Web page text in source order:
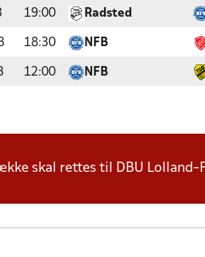
19:00 Radsted
18:30 NFB
12:00 NFB
skal rettes til DBU Lolland-